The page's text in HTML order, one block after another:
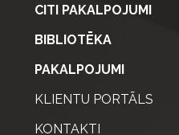
CITI PAKALPOJUMI
BIBLIOTĒKA
PAKALPOJUMI
KLIENTU PORTĀLS
KONTAKTI